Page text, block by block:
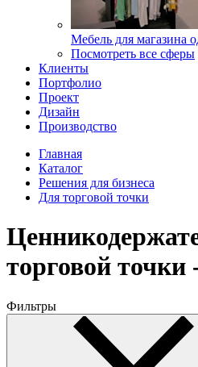
Мебель для магазина
Посмотреть все сферы
Клиенты
Портфолио
Проект
Дизайн
Производство
Главная
Каталог
Решения для бизнеса
Для торговой точки
торговой точки
Фильтры